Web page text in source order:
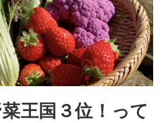
王国３位！って